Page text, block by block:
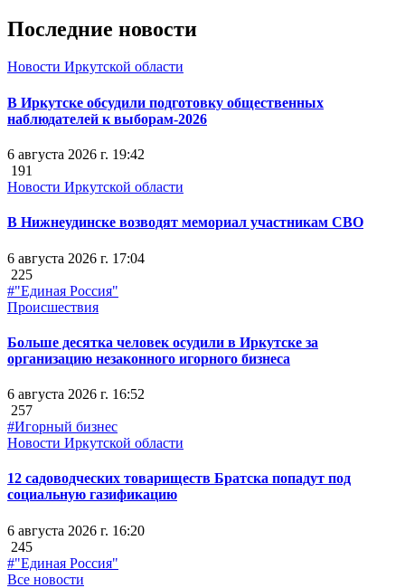
Последние новости
Новости Иркутской области
В Иркутске обсудили подготовку общественных
наблюдателей к выборам-2026
6 августа 2026 г. 19:42
191
Новости Иркутской области
В Нижнеудинске возводят мемориал участникам СВО
6 августа 2026 г. 17:04
225
#"Единая Россия"
Происшествия
Больше десятка человек осудили в Иркутске за
организацию незаконного игорного бизнеса
6 августа 2026 г. 16:52
257
#Игорный бизнес
Новости Иркутской области
12 садоводческих товариществ Братска попадут под
социальную газификацию
6 августа 2026 г. 16:20
245
#"Единая Россия"
Все новости